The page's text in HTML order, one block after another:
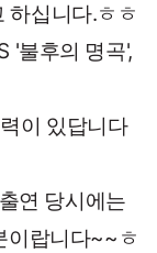
하십니다.ㅎㅎ
'불후의 명곡',
이 있답니다
연 당시에는
이랍니다~~ㅎ